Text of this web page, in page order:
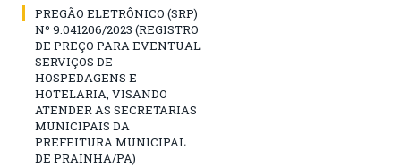
PREGÃO ELETRÔNICO (SRP)
Nº 9.041206/2023 (REGISTRO
DE PREÇO PARA EVENTUAL
SERVIÇOS DE
HOSPEDAGENS E
HOTELARIA, VISANDO
ATENDER AS SECRETARIAS
MUNICIPAIS DA
PREFEITURA MUNICIPAL
DE PRAINHA/PA)